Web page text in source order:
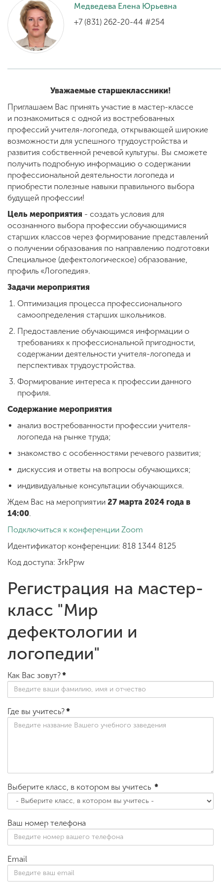
ENG SPN
комиссия
Медведева Елена Юрьевна
+7 (831) 262-20-44 #254
Уважаемые старшеклассники!
Приглашаем Вас принять участие в мастер-классе
и познакомиться с одной из востребованных
профессий учителя-логопеда, открывающей широкие
возможности для успешного трудоустройства и
развития собственной речевой культуры. Вы сможете
получить подробную информацию о содержании
профессиональной деятельности логопеда и
приобрести полезные навыки правильного выбора
будущей профессии!
Цель мероприятия - создать условия для
осознанного выбора профессии обучающимися
старших классов через формирование представлений
о получении образования по направлению подготовки
Специальное (дефектологическое) образование,
профиль «Логопедия».
Задачи мероприятия
Оптимизация процесса профессионального
самоопределения старших школьников.
Предоставление обучающимся информации о
требованиях к профессиональной пригодности,
содержании деятельности учителя-логопеда и
перспективах трудоустройства.
Формирование интереса к профессии данного
профиля.
Содержание мероприятия
анализ востребованности профессии учителя-
логопеда на рынке труда;
знакомство с особенностями речевого развития;
дискуссия и ответы на вопросы обучающихся;
индивидуальные консультации обучающихся.
Ждем Вас на мероприятии 27 марта 2024 года в
14:00.
Подключиться к конференции Zoom
Идентификатор конференции: 818 1344 8125
Код доступа: 3rkPpw
Регистрация на мастер-
класс "Мир
дефектологии и
логопедии"
Как Вас зовут?*
Где вы учитесь?*
Выберите класс, в котором вы учитесь *
Ваш номер телефона
Email